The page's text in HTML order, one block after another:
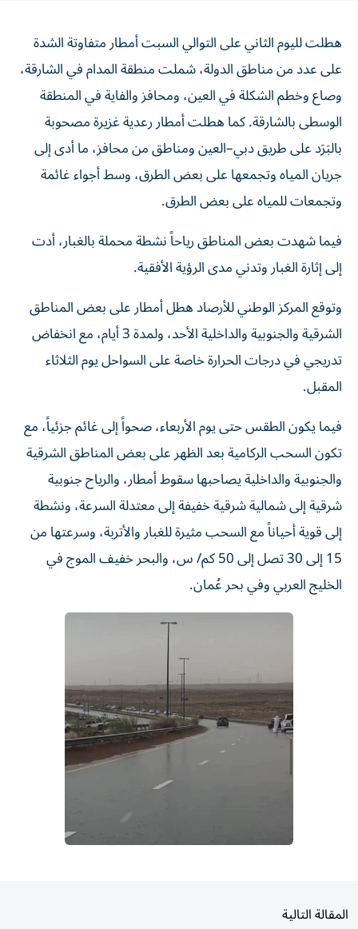
هطلت لليوم الثاني على التوالي السبت أمطار متفاوتة الشدة
على عدد من مناطق الدولة، شملت منطقة المدام في الشارقة،
وصاع وخطم الشكلة في العين، ومحافز والفاية في المنطقة
الوسطى بالشارقة. كما هطلت أمطار رعدية غزيرة مصحوبة
بالبَرَد على طريق دبي–العين ومناطق من محافز، ما أدى إلى
جريان المياه وتجمعها على بعض الطرق، وسط أجواء غائمة
وتجمعات للمياه على بعض الطرق.
فيما شهدت بعض المناطق رياحاً نشطة محملة بالغبار، أدت
إلى إثارة الغبار وتدني مدى الرؤية الأفقية.
وتوقع المركز الوطني للأرصاد هطل أمطار على بعض المناطق
الشرقية والجنوبية والداخلية الأحد، ولمدة 3 أيام، مع انخفاض
تدريجي في درجات الحرارة خاصة على السواحل يوم الثلاثاء
المقبل.
فيما يكون الطقس حتى يوم الأربعاء، صحواً إلى غائم جزئياً، مع
تكون السحب الركامية بعد الظهر على بعض المناطق الشرقية
والجنوبية والداخلية يصاحبها سقوط أمطار، والرياح جنوبية
شرقية إلى شمالية شرقية خفيفة إلى معتدلة السرعة، ونشطة
إلى قوية أحياناً مع السحب مثيرة للغبار والأتربة، وسرعتها من
15 إلى 30 تصل إلى 50 كم/ س، والبحر خفيف الموج في
الخليج العربي وفي بحر عُمان.
المقالة التالية